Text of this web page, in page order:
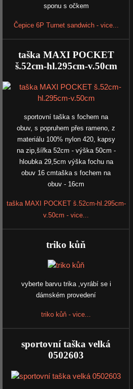
sponu s očkem
Čepice 6P Turnet sandwich - vice...
taška MAXI POCKET
š.52cm-hl.295cm-v.50cm
sportovní taška s fochem na
obuv, s popruhem přes rameno, z
materiálu 100% nylon 420, kapsy
na zip,šířka 52cm - výška 50cm -
hloubka 29,5cm výška fochu na
obuv 16 cmtaška s fochem na
obuv - 16cm
taška MAXI POCKET š.52cm-hl.295cm-
v.50cm - vice...
triko kůň
vyberte barvu trika ,vyrábí se i
dámském provedení
triko kůň - vice...
sportovní taška velká
0502603